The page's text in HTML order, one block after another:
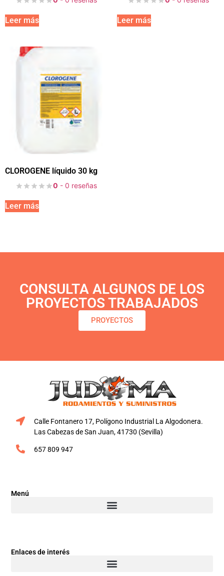
Leer más Leer más
CLOROGENE líquido 30 kg
0 - 0 reseñas
Leer más
CONSULTA ALGUNOS DE LOS
PROYECTOS TRABAJADOS
PROYECTOS
Calle Fontanero 17, Polígono Industrial La Algodonera.
Las Cabezas de San Juan, 41730 (Sevilla)
657 809 947
Menú
Enlaces de interés